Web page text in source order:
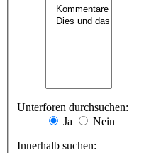
Unterforen durchsuchen:
Ja
Nein
Innerhalb suchen: